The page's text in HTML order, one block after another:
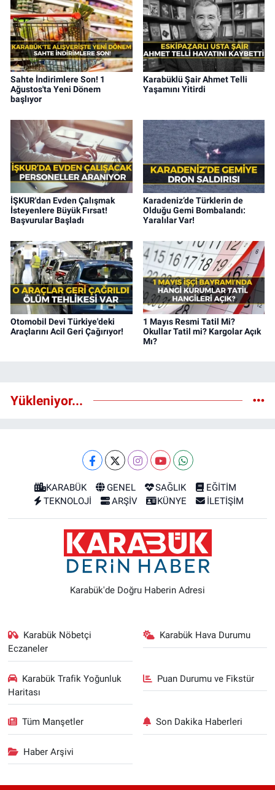
Sahte İndirimlere Son! 1
Ağustos'ta Yeni Dönem
başlıyor
Karabüklü Şair Ahmet Telli
Yaşamını Yitirdi
İŞKUR'dan Evden Çalışmak
İsteyenlere Büyük Fırsat!
Başvurular Başladı
Karadeniz’de Türklerin de
Olduğu Gemi Bombalandı:
Yaralılar Var!
Otomobil Devi Türkiye'deki
Araçlarını Acil Geri Çağırıyor!
1 Mayıs Resmi Tatil Mi?
Okullar Tatil mi? Kargolar Açık
Mı?
Yükleniyor...
KARABÜK GENEL SAĞLIK
EĞİTİM
TEKNOLOJİ
ARŞİV KÜNYE İLETİŞİM
Karabük'de Doğru Haberin Adresi
Karabük Nöbetçi
Eczaneler
Karabük Hava Durumu
Karabük Trafik Yoğunluk
Haritası
Puan Durumu ve Fikstür
Tüm Manşetler Son Dakika Haberleri
Haber Arşivi